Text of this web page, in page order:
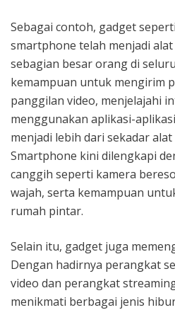
Sebagai contoh, gadget
smartphone telah menjadi
sebagian besar orang di
kemampuan untuk mengirim
panggilan video, menjelajahi
menggunakan aplikasi-
menjadi lebih dari sekadar
Smartphone kini dilengkapi
canggih seperti kamera
wajah, serta kemampuan
rumah pintar.
Selain itu, gadget juga
Dengan hadirnya perangkat
video dan perangkat
menikmati berbagai jenis